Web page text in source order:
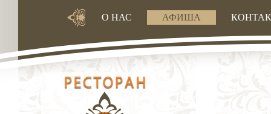
О НАС АФИША